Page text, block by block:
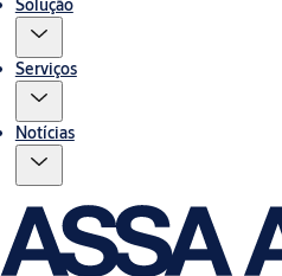
Solução
Serviços
Notícias